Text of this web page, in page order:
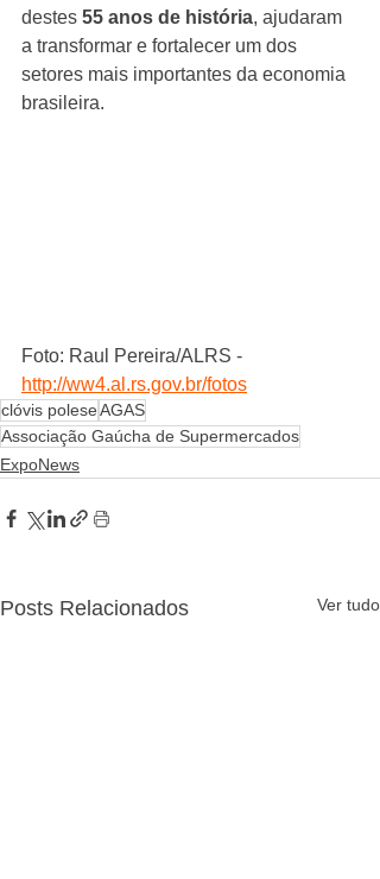
destes 55 anos de história, ajudaram
a transformar e fortalecer um dos
setores mais importantes da economia
brasileira.
Foto: Raul Pereira/ALRS -
http://ww4.al.rs.gov.br/fotos
clóvis poleseAGAS
Associação Gaúcha de Supermercados
ExpoNews
Posts Relacionados Ver tudo